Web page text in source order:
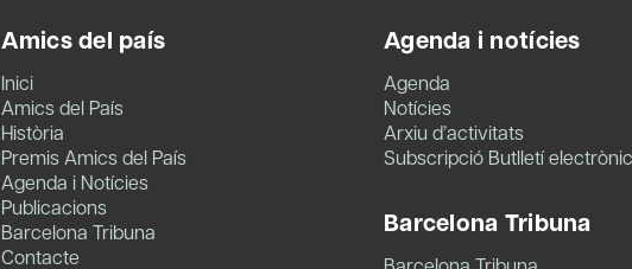
Amics del país
Inici
Amics del País
Història
Premis Amics del País
Agenda i Notícies
Publicacions
Barcelona Tribuna
Contacte
Agenda i notícies
Agenda
Notícies
Arxiu d’activitats
Subscripció Butlletí electrònic
Barcelona Tribuna